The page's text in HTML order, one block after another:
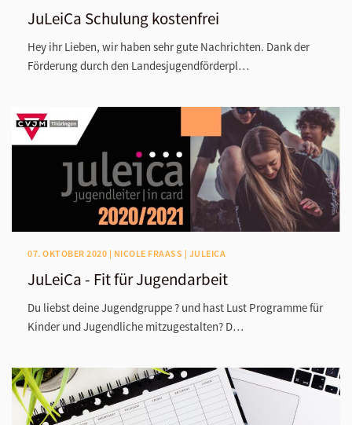
JuLeiCa Schulung kostenfrei
Hey ihr Lieben, wir haben sehr gute Nachrichten. Dank der
Förderung durch den Landesjugendförderpl…
07. OKTOBER 2020 | NICOLE FRAASS | JULEICA
JuLeiCa - Fit für Jugendarbeit
Du liebst deine Jugendgruppe ? und hast Lust Programme für
Kinder und Jugendliche mitzugestalten? D…